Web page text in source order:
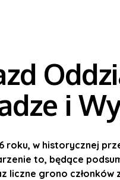
i
roku, w historycznej
to, będące
liczne grono członków